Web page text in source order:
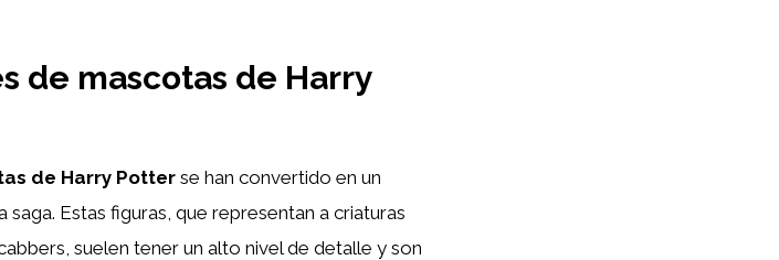
de mascotas de Harry
de Harry Potter se han convertido en un
Estas figuras, que representan a criaturas
suelen tener un alto nivel de detalle y son